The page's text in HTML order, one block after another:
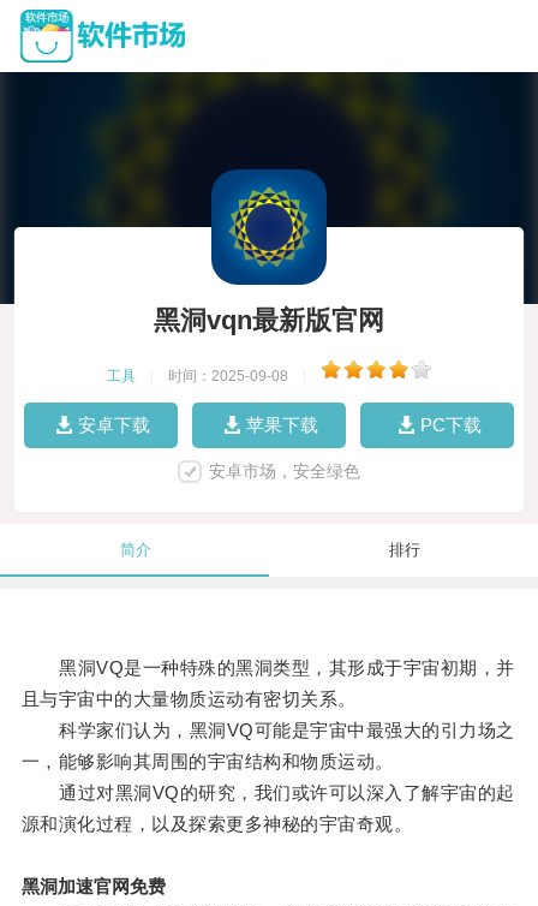
黑洞vqn最新版官网
工具 时间：2025-09-08
安卓下载 苹果下载 PC下载
安卓市场，安全绿色
简介 排行
黑洞VQ是一种特殊的黑洞类型，其形成于宇宙初期，并
且与宇宙中的大量物质运动有密切关系。
科学家们认为，黑洞VQ可能是宇宙中最强大的引力场之
一，能够影响其周围的宇宙结构和物质运动。
通过对黑洞VQ的研究，我们或许可以深入了解宇宙的起
源和演化过程，以及探索更多神秘的宇宙奇观。
黑洞加速官网免费